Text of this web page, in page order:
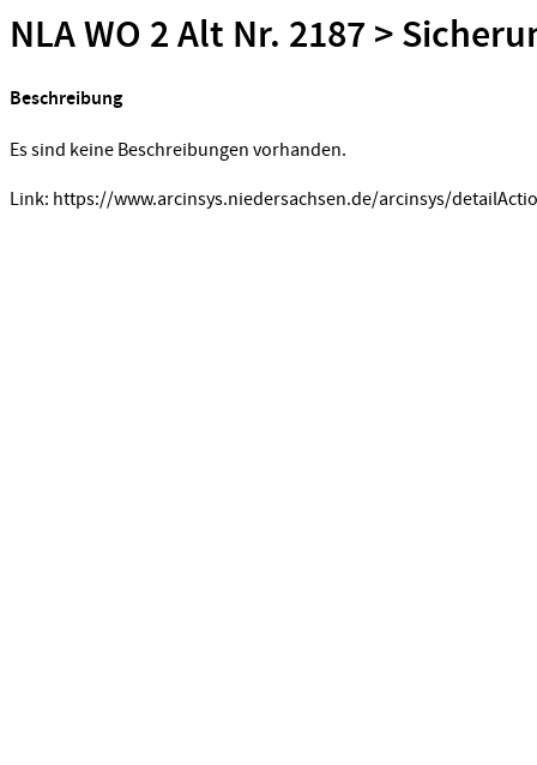
NLA WO 2 Alt Nr. 2187 >
Beschreibung
Es sind keine Beschreibungen vorhanden.
Link: https://www.arcinsys.niedersachsen.de/arcinsys/